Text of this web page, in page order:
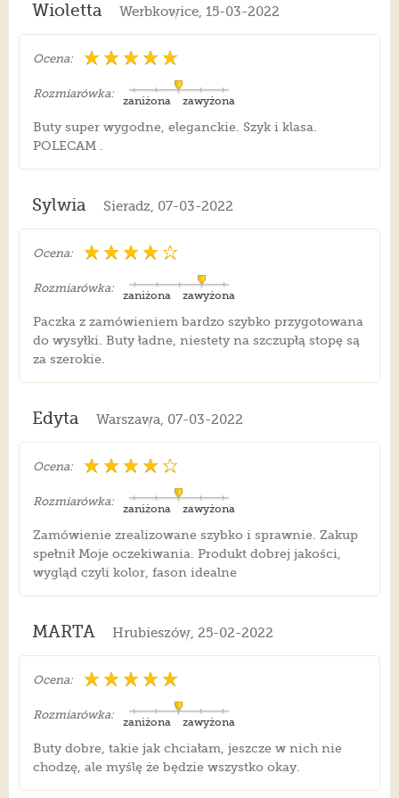
Wioletta Werbkowice, 15-03-2022
Ocena:
Rozmiarówka:
zawyżona
zaniżona
Buty super wygodne, eleganckie. Szyk i klasa.
POLECAM .
Sylwia Sieradz, 07-03-2022
Ocena:
Rozmiarówka:
zawyżona
zaniżona
Paczka z zamówieniem bardzo szybko przygotowana
do wysyłki. Buty ładne, niestety na szczupłą stopę są
za szerokie.
Edyta Warszawa, 07-03-2022
Ocena:
Rozmiarówka:
zawyżona
zaniżona
Zamówienie zrealizowane szybko i sprawnie. Zakup
spełnił Moje oczekiwania. Produkt dobrej jakości,
wygląd czyli kolor, fason idealne
MARTA Hrubieszów, 25-02-2022
Ocena:
Rozmiarówka:
zawyżona
zaniżona
Buty dobre, takie jak chciałam, jeszcze w nich nie
chodzę, ale myślę że będzie wszystko okay.